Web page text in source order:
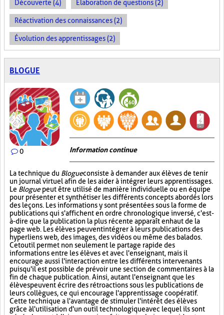
Découverte (4) Élaboration de questions (2)
Réactivation des connaissances (2)
Évolution des apprentissages (2)
BLOGUE
0 Information continue
La technique du Blogueconsiste à demander aux élèves de tenir
un journal virtuel afin de les aider à intégrer leurs apprentissages.
Le Bloguepeut être utilisé de manière individuelle ou en équipe
pour présenter et synthétiser les différents concepts abordés lors
des leçons. Les informations y sont présentées sous la forme de
publications qui s'affichent en ordre chronologique inversé, c'est-
à-dire que la publication la plus récente apparaît en haut de la
page web. Les élèves peuvent intégrer à leurs publications des
hyperliens web, des images, des vidéos ou même des balados.
Cet outil permet non seulement le partage rapide des
informations entre les élèves et avec l'enseignant, mais il
encourage aussi l'interaction entre les différents intervenants
puisqu'il est possible de prévoir une section de commentaires à la
fin de chaque publication. Ainsi, autant l'enseignant que les
élèves peuvent écrire des rétroactions sous les publications de
leurs collègues, ce qui encourage l'apprentissage coopératif.
Cette technique a l'avantage de stimuler l'intérêt des élèves
grâce à l'utilisation d'un outil technologique avec lequel ils sont